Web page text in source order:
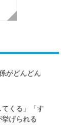
がどんどん
くる」「す
げられる